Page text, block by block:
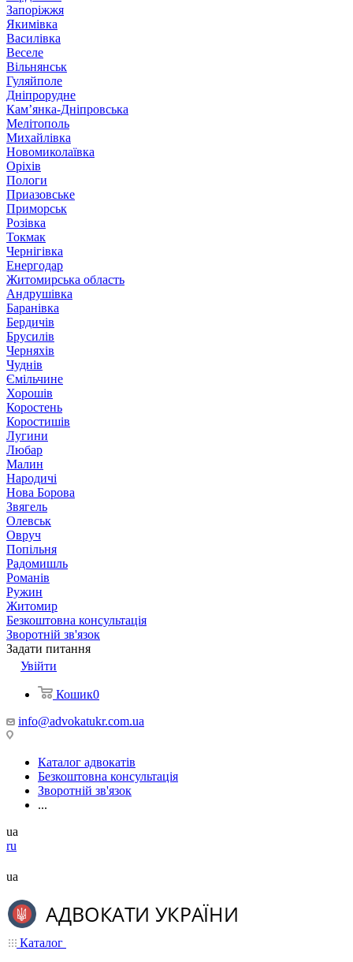
Запоріжжя
Якимівка
Василівка
Веселе
Вільнянськ
Гуляйполе
Дніпрорудне
Кам’янка-Дніпровська
Мелітополь
Михайлівка
Новомиколаївка
Оріхів
Пологи
Приазовське
Приморськ
Розівка
Токмак
Чернігівка
Енергодар
Житомирська область
Андрушівка
Баранівка
Бердичів
Брусилів
Черняхів
Чуднів
Ємільчине
Хорошів
Коростень
Коростишів
Лугини
Любар
Малин
Народичі
Нова Борова
Звягель
Олевськ
Овруч
Попільня
Радомишль
Романів
Ружин
Житомир
Безкоштовна консультація
Зворотній зв'язок
Задати питання
Увійти
Кошик0
info@advokatukr.com.ua
Каталог адвокатів
Безкоштовна консультація
Зворотній зв'язок
...
ua
ru
ua
Каталог